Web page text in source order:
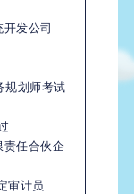
发公司
规划师考试
责任合伙企
审计员